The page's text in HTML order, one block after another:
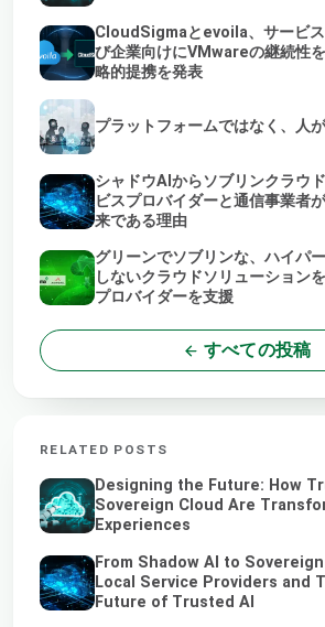
CloudSigmaとevoila、サービス
び企業向けにVMwareの継続性
略的提携を発表
プラットフォームではなく、人
シャドウAIからソブリンクラウ
ビスプロバイダーと通信事業者
来である理由
グリーンでソブリンな、ハイパ
しないクラウドソリューション
プロバイダーを支援
すべての投稿
RELATED POSTS
Designing the Future: How
Sovereign Cloud Are
Experiences
From Shadow AI to
Local Service Providers and
Future of Trusted AI